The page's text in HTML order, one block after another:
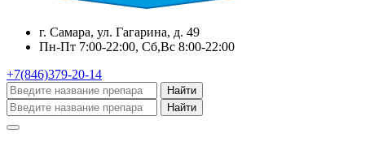
г. Самара, ул. Гагарина, д. 49
Пн-Пт 7:00-22:00, Сб,Вс 8:00-22:00
+7(846)379-20-14
Найти
Найти